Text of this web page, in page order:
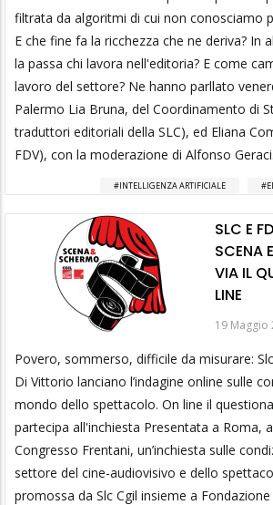
filtrata da algoritmi di cui non conosciamo
E che fine fa la ricchezza che ne deriva? In
la passa chi lavora nell'editoria? E come
lavoro del settore? Ne hanno parllato
Palermo Lia Bruna, del Coordinamento di
traduttori editoriali della SLC), ed Eliana
FDV), con la moderazione di Alfonso Geraci.
INTELLIGENZA ARTIFICIALE
SLC E
SCENA
VIA IL
LINE
19 Maggio
Povero, sommerso, difficile da misurare:
Di Vittorio lanciano l’indagine online sulle
mondo dello spettacolo. On line il
partecipa all'inchiesta Presentata a Roma,
Congresso Frentani, un’inchiesta sulle
settore del cine-audiovisivo e dello
promossa da Slc Cgil insieme a